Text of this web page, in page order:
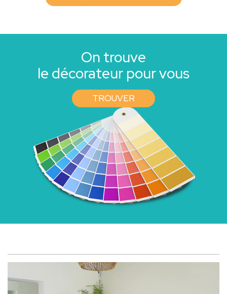
On trouve
le décorateur pour vous
TROUVER